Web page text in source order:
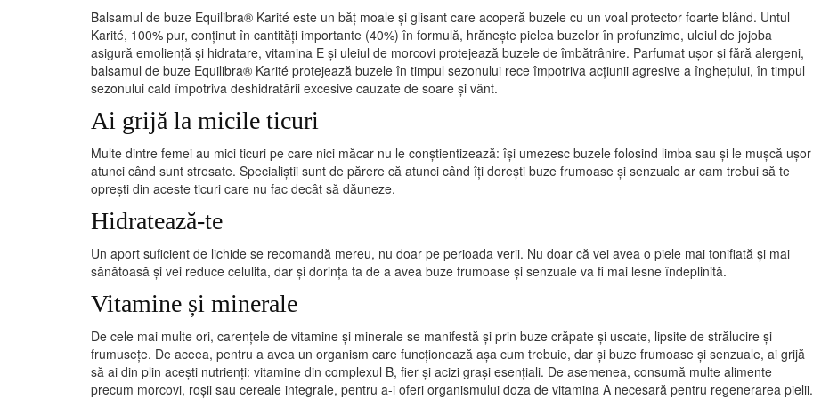
Balsamul de buze Equilibra® Karité este un băț moale și glisant care acoperă buzele cu un voal protector foarte blând. Untul
Karité, 100% pur, conținut în cantități importante (40%) în formulă, hrănește pielea buzelor în profunzime, uleiul de jojoba
asigură emoliență și hidratare, vitamina E și uleiul de morcovi protejează buzele de îmbătrânire. Parfumat ușor și fără alergeni,
balsamul de buze Equilibra® Karité protejează buzele în timpul sezonului rece împotriva acțiunii agresive a înghețului, în timpul
sezonului cald împotriva deshidratării excesive cauzate de soare și vânt.
Ai grijă la micile ticuri
Multe dintre femei au mici ticuri pe care nici măcar nu le conștientizează: își umezesc buzele folosind limba sau și le mușcă ușor
atunci când sunt stresate. Specialiștii sunt de părere că atunci când îți dorești buze frumoase și senzuale ar cam trebui să te
oprești din aceste ticuri care nu fac decât să dăuneze.
Hidratează-te
Un aport suficient de lichide se recomandă mereu, nu doar pe perioada verii. Nu doar că vei avea o piele mai tonifiată și mai
sănătoasă și vei reduce celulita, dar și dorința ta de a avea buze frumoase și senzuale va fi mai lesne îndeplinită.
Vitamine și minerale
De cele mai multe ori, carențele de vitamine și minerale se manifestă și prin buze crăpate și uscate, lipsite de strălucire și
frumusețe. De aceea, pentru a avea un organism care funcționează așa cum trebuie, dar și buze frumoase și senzuale, ai grijă
să ai din plin acești nutrienți: vitamine din complexul B, fier și acizi grași esențiali. De asemenea, consumă multe alimente
precum morcovi, roșii sau cereale integrale, pentru a-i oferi organismului doza de vitamina A necesară pentru regenerarea pielii.